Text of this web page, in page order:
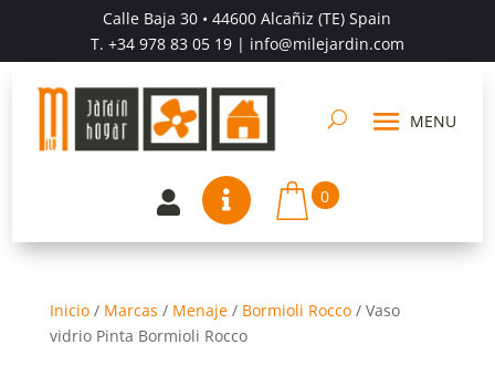
Calle Baja 30 • 44600 Alcañiz (TE) Spain
T. +34 978 83 05 19| info@milejardin.com
  0
Inicio/ Marcas / Menaje/ Bormioli Rocco/ Vaso
vidrio Pinta Bormioli Rocco